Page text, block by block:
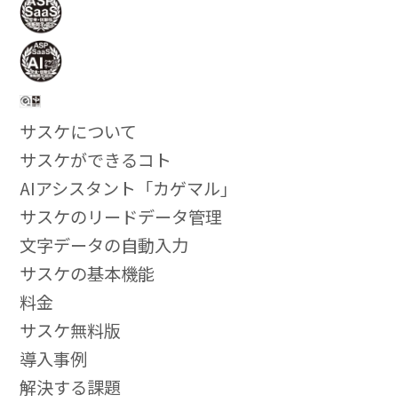
サスケについて
サスケができるコト
AIアシスタント「カゲマル」
サスケのリードデータ管理
文字データの自動入力
サスケの基本機能
料金
サスケ無料版
導入事例
解決する課題